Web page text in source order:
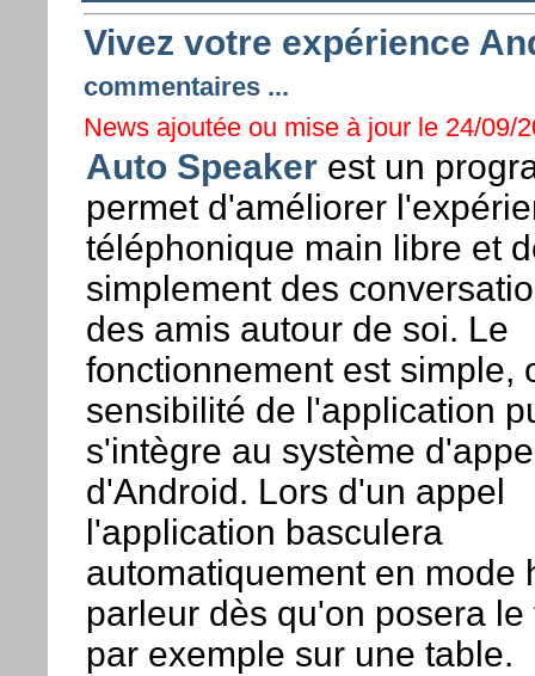
Vivez votre expérience
commentaires ...
News ajoutée ou mise à jour le 24/09/
Auto Speakerest un
permet d'améliorer
téléphonique main libre et
simplement des
des amis autour de soi. Le
fonctionnement est simple,
sensibilité de l'application
s'intègre au système
d'Android. Lors d'un appel
l'application basculera
automatiquement en mode
parleur dès qu'on posera
par exemple sur une table.